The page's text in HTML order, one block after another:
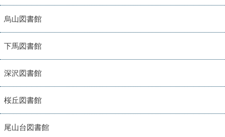
烏山図書館
下馬図書館
深沢図書館
桜丘図書館
尾山台図書館